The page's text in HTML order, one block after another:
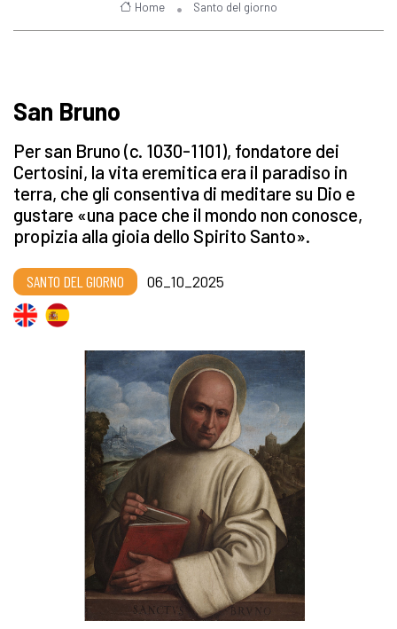
Home Santo del giorno
San Bruno
Per san Bruno (c. 1030-1101), fondatore dei
Certosini, la vita eremitica era il paradiso in
terra, che gli consentiva di meditare su Dio e
gustare «una pace che il mondo non conosce,
propizia alla gioia dello Spirito Santo».
SANTO DEL GIORNO 06_10_2025